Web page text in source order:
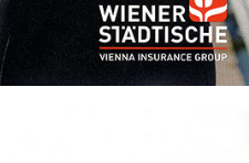
Bild-ID: 74183